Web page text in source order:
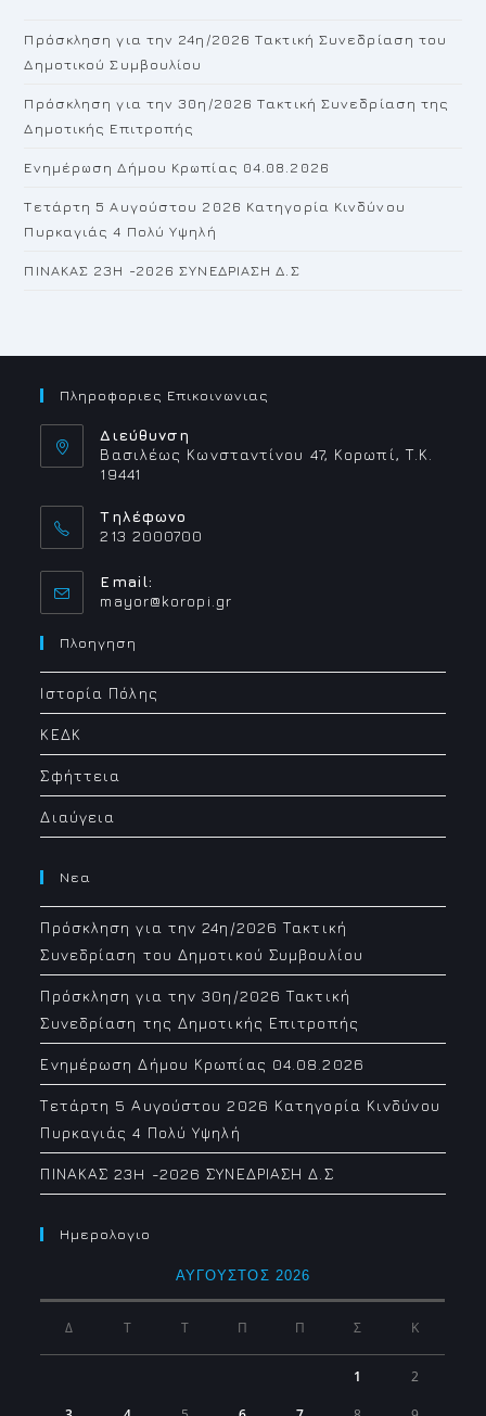
Πρόσκληση για την 24η/2026 Τακτική Συνεδρίαση του
Δημοτικού Συμβουλίου
Πρόσκληση για την 30η/2026 Τακτική Συνεδρίαση της
Δημοτικής Επιτροπής
Ενημέρωση Δήμου Κρωπίας 04.08.2026
Τετάρτη 5 Αυγούστου 2026 Κατηγορία Κινδύνου
Πυρκαγιάς 4 Πολύ Υψηλή
ΠΙΝΑΚΑΣ 23H -2026 ΣΥΝΕΔΡΙΑΣΗ Δ.Σ
Πληροφοριες Επικοινωνιας
Διεύθυνση
Βασιλέως Κωνσταντίνου 47, Κορωπί, Τ.Κ.
19441
Τηλέφωνο
213 2000700
Email:
mayor@koropi.grOpens
Πλοηγηση
Ιστορία Πόλης
ΚΕΔΚ
Σφήττεια
Διαύγεια
Νεα
Πρόσκληση για την 24η/2026 Τακτική
Συνεδρίαση του Δημοτικού Συμβουλίου
Πρόσκληση για την 30η/2026 Τακτική
Συνεδρίαση της Δημοτικής Επιτροπής
Ενημέρωση Δήμου Κρωπίας 04.08.2026
Τετάρτη 5 Αυγούστου 2026 Κατηγορία Κινδύνου
Πυρκαγιάς 4 Πολύ Υψηλή
ΠΙΝΑΚΑΣ 23H -2026 ΣΥΝΕΔΡΙΑΣΗ Δ.Σ
Ημερολογιο
ΑΎΓΟΥΣΤΟΣ 2026
Δ Τ Τ Π Π Σ Κ
1 2